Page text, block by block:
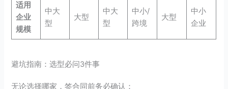
适用
企业
规模
中大
型
大型
中大
型
中小/
跨境
大型
中小
企业
避坑指南：选型必问3件事
无论选择哪家，签合同前务必确认：